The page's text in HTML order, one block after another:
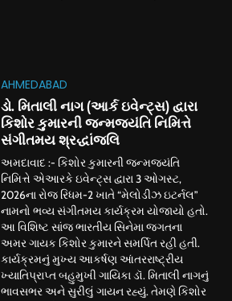
AHMEDABAD
ડો. મિતાલી નાગ (આર્ક ઇવેન્ટ્સ) દ્વારા
કિશોર કુમારની જન્મજયંતિ નિમિત્તે
સંગીતમય શ્રદ્ધાંજલિ
અમદાવાદ :- કિશોર કુમારની જન્મજયંતિ
નિમિત્તે એઆરકે ઇવેન્ટ્સ દ્વારા 3 ઓગસ્ટ,
2026ના રોજ રિધમ-2 ખાતે “મેલોડીઝ ઇટર્નલ”
નામનો ભવ્ય સંગીતમય કાર્યક્રમ યોજાયો હતો.
આ વિશિષ્ટ સાંજ ભારતીય સિનેમા જગતના
અમર ગાયક કિશોર કુમારને સમર્પિત રહી હતી.
કાર્યક્રમનું મુખ્ય આકર્ષણ આંતરરાષ્ટ્રીય
ખ્યાતિપ્રાપ્ત બહુમુખી ગાયિકા ડૉ. મિતાલી નાગનું
ભાવસભર અને સુરીલું ગાયન રહ્યું. તેમણે કિશોર